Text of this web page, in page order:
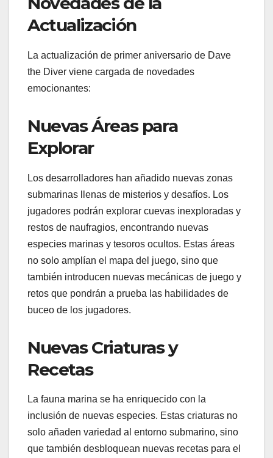
Actualización
La actualización de primer aniversario de Dave
the Diver viene cargada de novedades
emocionantes:
Nuevas Áreas para
Explorar
Los desarrolladores han añadido nuevas zonas
submarinas llenas de misterios y desafíos. Los
jugadores podrán explorar cuevas inexploradas y
restos de naufragios, encontrando nuevas
especies marinas y tesoros ocultos. Estas áreas
no solo amplían el mapa del juego, sino que
también introducen nuevas mecánicas de juego y
retos que pondrán a prueba las habilidades de
buceo de los jugadores.
Nuevas Criaturas y
Recetas
La fauna marina se ha enriquecido con la
inclusión de nuevas especies. Estas criaturas no
solo añaden variedad al entorno submarino, sino
que también desbloquean nuevas recetas para el